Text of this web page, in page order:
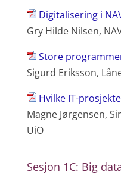
Digitalisering i
Gry Hilde Nilsen,
Store
Sigurd Eriksson,
Hvilke IT-
Magne Jørgensen,
UiO
Sesjon 1C: Big